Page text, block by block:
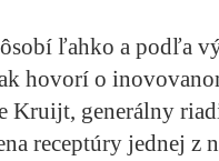
ľahko a podľa
hovorí o
Kruijt, generálny
receptúry jednej z